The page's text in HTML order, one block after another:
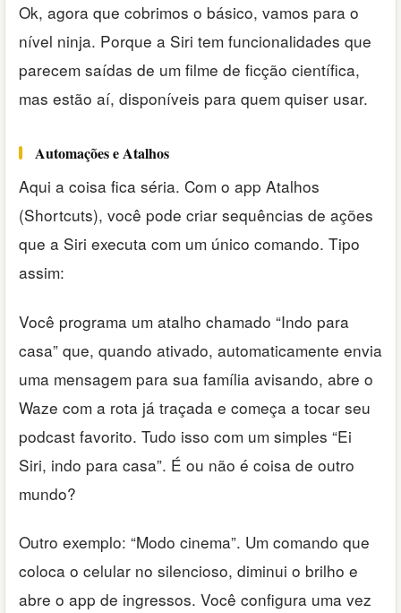
Ok, agora que cobrimos o básico, vamos para o
nível ninja. Porque a Siri tem funcionalidades que
parecem saídas de um filme de ficção científica,
mas estão aí, disponíveis para quem quiser usar.
Automações e Atalhos
Aqui a coisa fica séria. Com o app Atalhos
(Shortcuts), você pode criar sequências de ações
que a Siri executa com um único comando. Tipo
assim:
Você programa um atalho chamado “Indo para
casa” que, quando ativado, automaticamente envia
uma mensagem para sua família avisando, abre o
Waze com a rota já traçada e começa a tocar seu
podcast favorito. Tudo isso com um simples “Ei
Siri, indo para casa”. É ou não é coisa de outro
mundo?
Outro exemplo: “Modo cinema”. Um comando que
coloca o celular no silencioso, diminui o brilho e
abre o app de ingressos. Você configura uma vez